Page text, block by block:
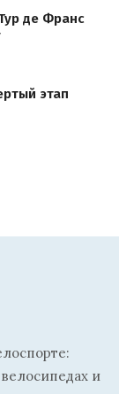
де Франс
этап
и